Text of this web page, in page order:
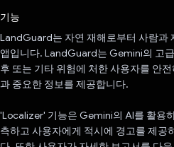
기능
LandGuard는 자연 재해로부터 사람과
앱입니다. LandGuard는 Gemini의 고
후 또는 기타 위험에 처한 사용자를 안
과 중요한 정보를 제공합니다.
'Localizer' 기능은 Gemini의 AI를 활용
측하고 사용자에게 적시에 경고를 제공